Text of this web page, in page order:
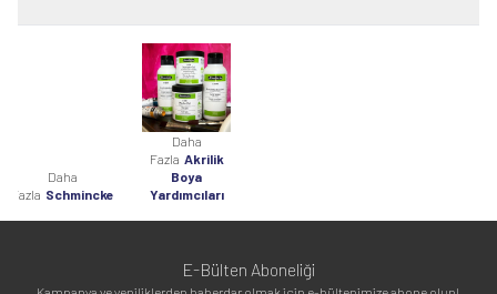
Daha
Fazla Schmincke
Daha
Fazla Akrilik
Boya
Yardımcıları
E-Bülten Aboneliği